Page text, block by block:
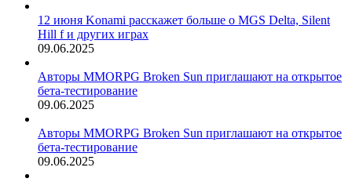
12 июня Konami расскажет больше о MGS Delta, Silent
Hill f и других играх
09.06.2025
Авторы MMORPG Broken Sun приглашают на открытое
бета-тестирование
09.06.2025
Авторы MMORPG Broken Sun приглашают на открытое
бета-тестирование
09.06.2025